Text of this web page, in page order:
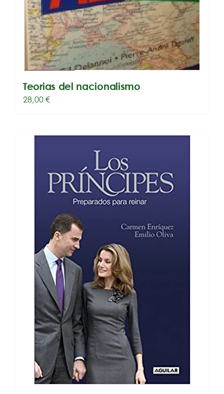
Teorias del nacionalismo
28,00€